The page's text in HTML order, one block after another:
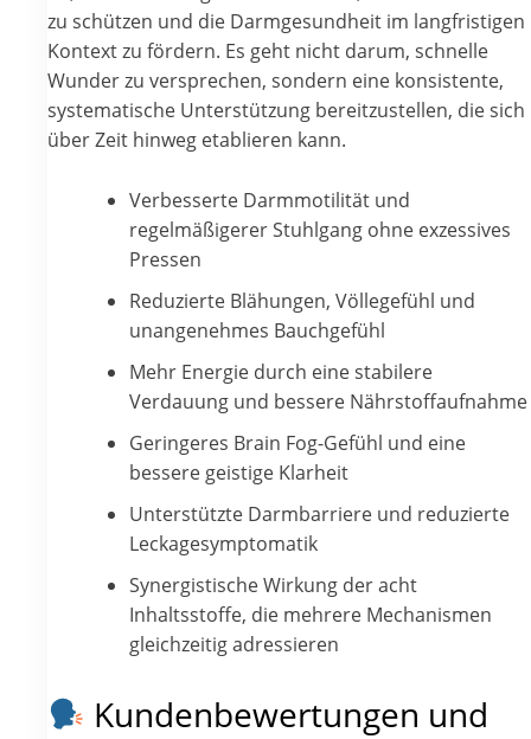
zu schützen und die Darmgesundheit im langfristigen
Kontext zu fördern. Es geht nicht darum, schnelle
Wunder zu versprechen, sondern eine konsistente,
systematische Unterstützung bereitzustellen, die sich
über Zeit hinweg etablieren kann.
Verbesserte Darmmotilität und
regelmäßigerer Stuhlgang ohne exzessives
Pressen
Reduzierte Blähungen, Völlegefühl und
unangenehmes Bauchgefühl
Mehr Energie durch eine stabilere
Verdauung und bessere Nährstoffaufnahme
Geringeres Brain Fog-Gefühl und eine
bessere geistige Klarheit
Unterstützte Darmbarriere und reduzierte
Leckagesymptomatik
Synergistische Wirkung der acht
Inhaltsstoffe, die mehrere Mechanismen
gleichzeitig adressieren
Kundenbewertungen und